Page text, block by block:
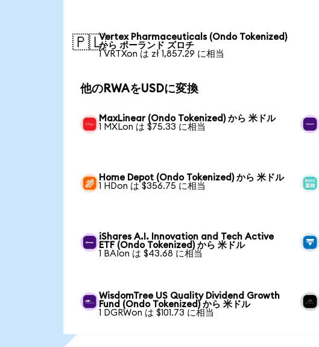
🇵🇱Vertex Pharmaceuticals (Ondo Tokenized)
から ポーランド ズロチ
1 VRTXon は zł 1,857.29 に相当
他のRWAをUSDに変換
MaxLinear (Ondo Tokenized) から 米ドル
1 MXLon は $75.33 に相当
Home Depot (Ondo Tokenized) から 米ドル
1 HDon は $356.75 に相当
iShares A.I. Innovation and Tech Active
ETF (Ondo Tokenized) から 米ドル
1 BAIon は $43.68 に相当
WisdomTree US Quality Dividend Growth
Fund (Ondo Tokenized) から 米ドル
1 DGRWon は $101.73 に相当